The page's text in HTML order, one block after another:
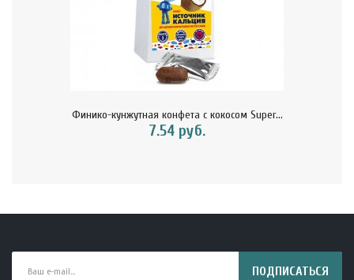
Финико-кунжутная конфета с кокосом Super...
7.54 руб.
ПОДПИСАТЬСЯ